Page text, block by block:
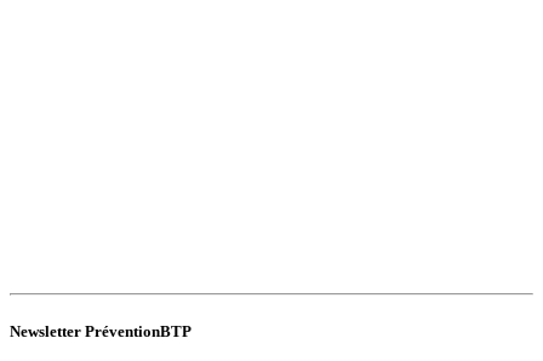
Newsletter PréventionBTP